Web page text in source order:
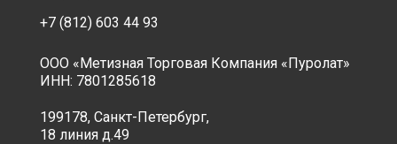
+7 (812) 603 44 93
ООО «Метизная Торговая Компания «Пуролат»
ИНН: 7801285618
199178, Санкт-Петербург,
18 линия д.49